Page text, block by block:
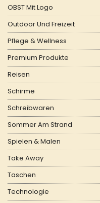
OBST Mit Logo
Outdoor Und Freizeit
Pflege & Wellness
Premium Produkte
Reisen
Schirme
Schreibwaren
Sommer Am Strand
Spielen & Malen
Take Away
Taschen
Technologie